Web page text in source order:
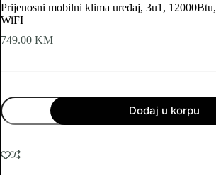
Prijenosni mobilni klima uređaj, 3u1,
WiFI
749.00 KM
Prijenosni
mobilni
klima
3u1,
12000Btu,
Dodaj u korpu